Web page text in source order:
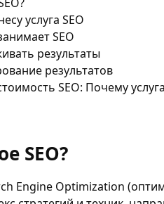
услуга SEO
SEO
результаты
результатов
SEO: Почему
SEO?
Engine Optimization